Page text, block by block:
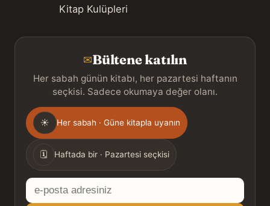
Kitap Kulüpleri
✉Bültene katılın
Her sabah günün kitabı, her pazartesi haftanın
seçkisi. Sadece okumaya değer olanı.
Gönderim
sıklığı
☀ Her sabah · Güne kitapla uyanın
🗓 Haftada bir · Pazartesi seçkisi
E-